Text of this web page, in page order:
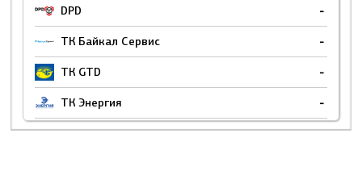
DPD -
ТК Байкал Сервис -
ТК GTD -
ТК Энергия -